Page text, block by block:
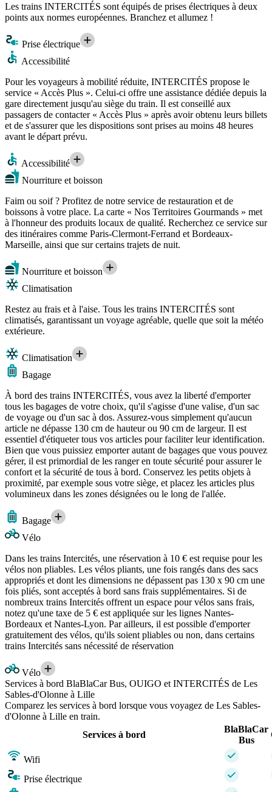
Les trains INTERCITÉS sont équipés de prises électriques à deux
points aux normes européennes. Branchez et allumez !
Prise électrique
Accessibilité
Pour les voyageurs à mobilité réduite, INTERCITÉS propose le
service « Accès Plus ». Celui-ci offre une assistance dédiée depuis la
gare directement jusqu'au siège du train. Il est conseillé aux
passagers de contacter « Accès Plus » après avoir obtenu leurs billets
et de s'assurer que les dispositions sont prises au moins 48 heures
avant le départ prévu.
Accessibilité
Nourriture et boisson
Faim ou soif ? Profitez de notre service de restauration et de
boissons à votre place. La carte « Nos Territoires Gourmands » met
à l'honneur des produits locaux de qualité. Recherchez ce service sur
des itinéraires comme Paris-Clermont-Ferrand et Bordeaux-
Marseille, ainsi que sur certains trajets de nuit.
Nourriture et boisson
Climatisation
Restez au frais et à l'aise. Tous les trains INTERCITÉS sont
climatisés, garantissant un voyage agréable, quelle que soit la météo
extérieure.
Climatisation
Bagage
À bord des trains INTERCITÉS, vous avez la liberté d'emporter
tous les bagages de votre choix, qu'il s'agisse d'une valise, d'un sac
de voyage ou d'un sac à dos. Assurez-vous simplement qu'aucun
article ne dépasse 130 cm de hauteur ou 90 cm de largeur. Il est
essentiel d'étiqueter tous vos articles pour faciliter leur identification.
Bien que vous puissiez emporter autant de bagages que vous pouvez
gérer, il est primordial de les ranger en toute sécurité pour assurer le
confort et la sécurité de tous à bord. Conservez les petits objets à
proximité, par exemple sous votre siège, et placez les articles plus
volumineux dans les zones désignées ou le long de l'allée.
Bagage
Vélo
Dans les trains Intercités, une réservation à 10 € est requise pour les
vélos non pliables. Les vélos pliants, une fois rangés dans des sacs
appropriés et dont les dimensions ne dépassent pas 130 x 90 cm une
fois pliés, sont acceptés à bord sans frais supplémentaires. Si de
nombreux trains Intercités offrent un espace pour vélos sans frais,
notez qu'une taxe de 5 € est appliquée sur les lignes Nantes-
Bordeaux et Nantes-Lyon. Par ailleurs, il est possible d'emporter
gratuitement des vélos, qu'ils soient pliables ou non, dans certains
trains Intercités sans nécessité de réservation
Vélo
Services à bord BlaBlaCar Bus, OUIGO et INTERCITÉS de Les
Sables-d'Olonne à Lille
Comparez les services à bord lorsque vous voyagez de Les Sables-
d'Olonne à Lille en train.
Services à bord
BlaBlaCar
Bus
Wifi
Prise électrique